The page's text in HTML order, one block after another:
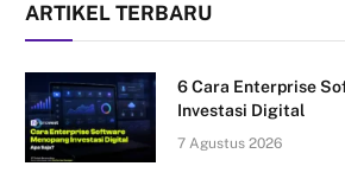
ARTIKEL TERBARU
6 Cara Enterprise
Investasi Digital
7 Agustus 2026